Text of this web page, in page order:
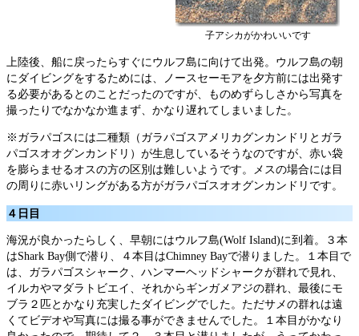
子アシカがかわいいです
上陸後、船に戻ったらすぐにウルフ島に向けて出発。ウルフ島の朝
にダイビングをするためには、ノースセーモアを夕方前には出発す
る必要があるとのことだったのですが、ものめずらしさから写真を
撮ったりでなかなか進まず、かなり遅れてしまいました。
※ガラパゴスには二種類（ガラパゴスアメリカグンカンドリとガラ
パゴスオオグンカンドリ）が生息しているそうなのですが、赤い袋
を膨らませるオスの方の区別は難しいようです。メスの場合には目
の周りに赤いリングがある方がガラパゴスオオグンカンドリです。
４日目
海況が良かったらしく、早朝にはウルフ島(Wolf Island)に到着。３本
はShark Bay側で潜り、４本目はChimney Bayで潜りました。１本目で
は、ガラパゴスシャーク、ハンマーヘッドシャークが群れで見れ、
イルカやマダラトビエイ、それからギンガメアジの群れ、最後にモ
ブラ２匹とかなり充実したダイビングでした。ただサメの群れは遠
くてビデオや写真には撮る事ができませんでした。１本目がかなり